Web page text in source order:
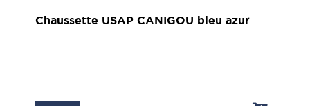
Chaussette USAP CANIGOU bleu azur